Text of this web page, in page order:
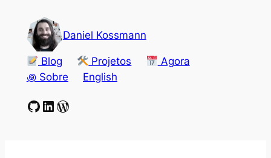
conteúdo
Daniel Kossmann
Blog Projetos
Agora
꩜ Sobre
English
GitHub
LinkedIn
WordPress